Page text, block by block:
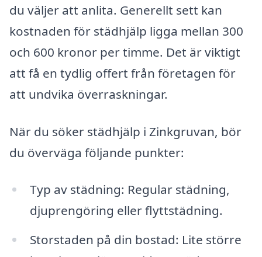
du väljer att anlita. Generellt sett kan
kostnaden för städhjälp ligga mellan 300
och 600 kronor per timme. Det är viktigt
att få en tydlig offert från företagen för
att undvika överraskningar.
När du söker städhjälp i Zinkgruvan, bör
du överväga följande punkter:
Typ av städning: Regular städning,
djuprengöring eller flyttstädning.
Storstaden på din bostad: Lite större